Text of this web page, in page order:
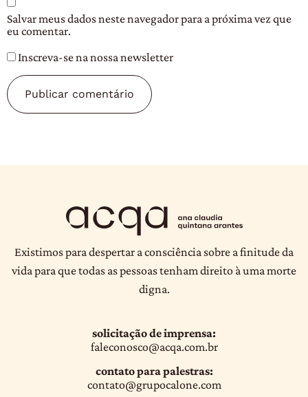
Salvar meus dados neste navegador para a próxima vez que
eu comentar.
Inscreva-se na nossa newsletter
Existimos para despertar a consciência sobre a finitude da
vida para que todas as pessoas tenham direito à uma morte
digna.
solicitação de imprensa:
faleconosco@acqa.com.br
contato para palestras:
contato@grupocalone.com